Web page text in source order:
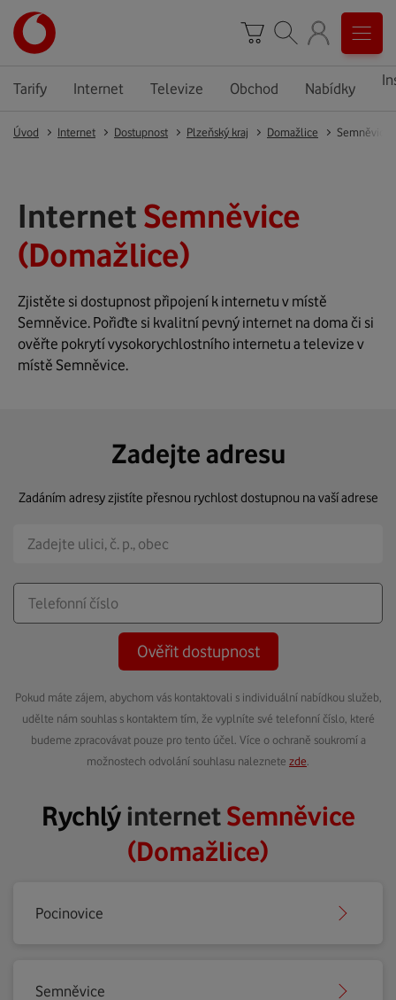
Tarify Internet Televize Obchod Nabídky
Úvod Internet Dostupnost Plzeňský kraj Domažlice Semněvice
Internet Semněvice
(Domažlice)
Zjistěte si dostupnost připojení k internetu v místě
Semněvice. Pořiďte si kvalitní pevný internet na doma či si
ověřte pokrytí vysokorychlostního internetu a televize v
místě Semněvice.
Zadejte adresu
Zadáním adresy zjistíte přesnou rychlost dostupnou na vaší adrese
Ověřit dostupnost
Pokud máte zájem, abychom vás kontaktovali s individuální nabídkou služeb,
udělte nám souhlas s kontaktem tím, že vyplníte své telefonní číslo, které
budeme zpracovávat pouze pro tento účel. Více o ochraně soukromí a
možnostech odvolání souhlasu naleznete zde
RychlýinternetSemněvice
(Domažlice)
Pocinovice
Semněvice